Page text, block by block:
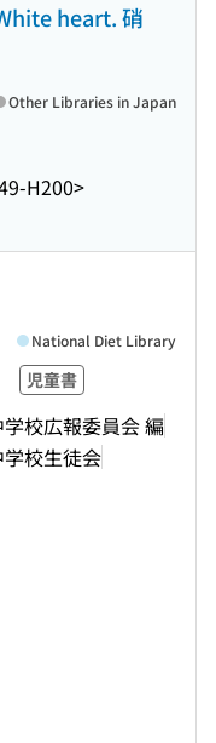
heart. 硝
H200>
Other Libraries in Japan
児童書
校広報委員会 編
校生徒会
National Diet Library